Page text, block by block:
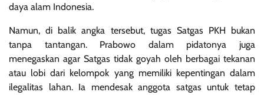
daya alam Indonesia.
Namun, di balik angka tersebut, tugas Satgas PKH bukan
tanpa tantangan. Prabowo dalam pidatonya juga
menegaskan agar Satgas tidak goyah oleh berbagai tekanan
atau lobi dari kelompok yang memiliki kepentingan dalam
ilegalitas lahan. Ia mendesak anggota satgas untuk tetap